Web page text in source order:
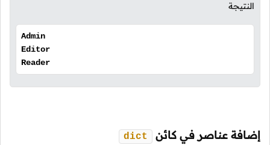
النتيجة
Admin
Editor
Reader
إضافة عناصر في كائن dict